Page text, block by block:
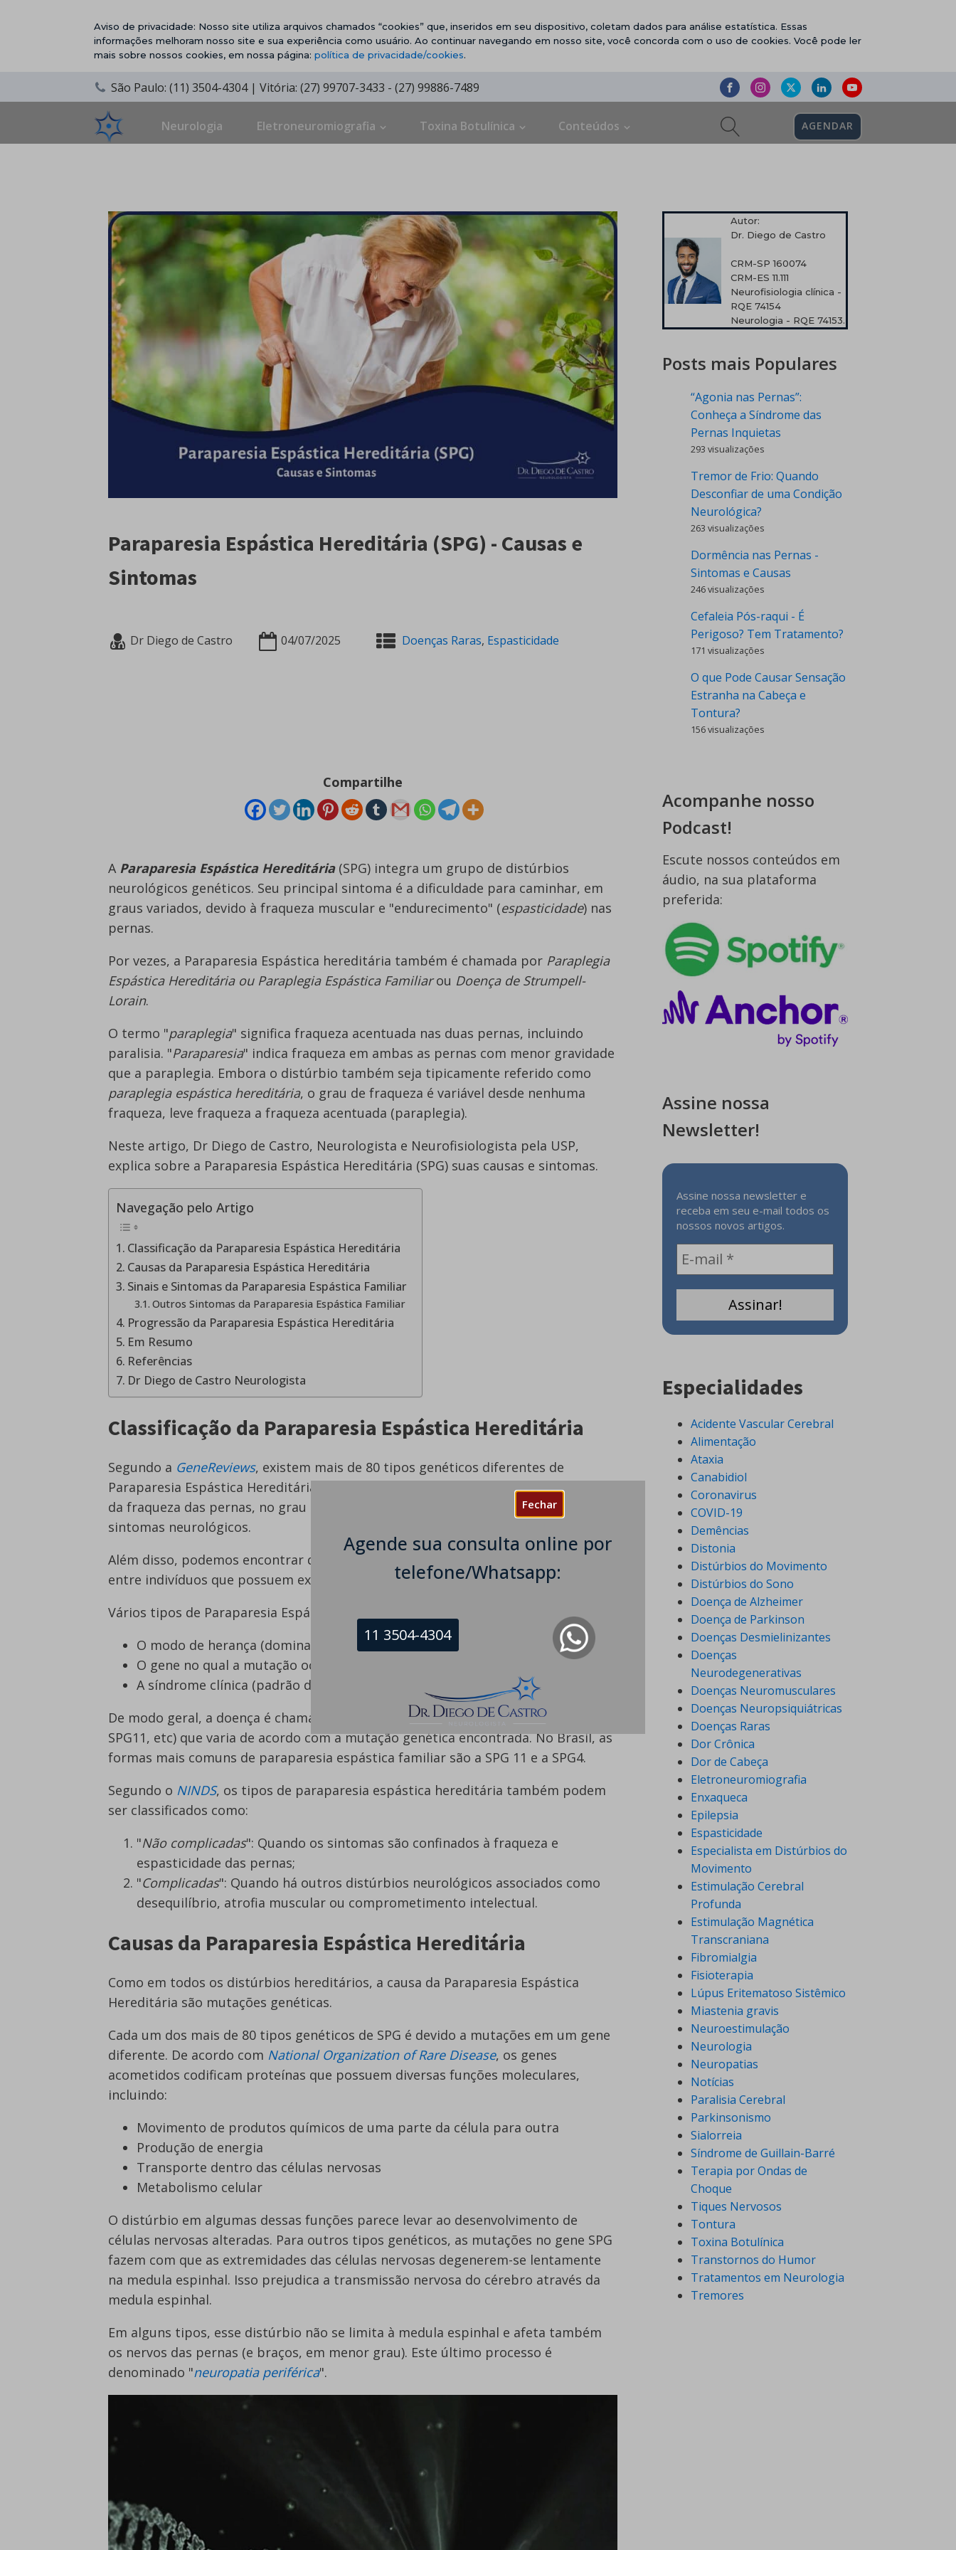
Fechar
Agende sua consulta online por
telefone/Whatsapp:
11 3504-4304
Aviso de privacidade: Nosso site utiliza arquivos chamados “cookies” que, inseridos em seu dispositivo, coletam dados para análise estatística. Essas
informações melhoram nosso site e sua experiência como usuário. Ao continuar navegando em nosso site, você concorda com o uso de cookies. Você pode ler
mais sobre nossos cookies, em nossa página: política de privacidade/cookies.
São Paulo: (11) 3504-4304 | Vitória: (27) 99707-3433 - (27) 99886-7489
Neurologia Eletroneuromiografia Toxina Botulínica Conteúdos AGENDAR
Paraparesia Espástica Hereditária (SPG) - Causas e
Sintomas
Dr Diego de Castro 04/07/2025 Doenças Raras, Espasticidade
Compartilhe
A Paraparesia Espástica Hereditária (SPG) integra um grupo de distúrbios
neurológicos genéticos. Seu principal sintoma é a dificuldade para caminhar, em
graus variados, devido à fraqueza muscular e "endurecimento" (espasticidade) nas
pernas.
Por vezes, a Paraparesia Espástica hereditária também é chamada por Paraplegia
Espástica Hereditária ou Paraplegia Espástica Familiarou Doença de Strumpell-
Lorain.
O termo "paraplegia" significa fraqueza acentuada nas duas pernas, incluindo
paralisia. "Paraparesia" indica fraqueza em ambas as pernas com menor gravidade
que a paraplegia. Embora o distúrbio também seja tipicamente referido como
paraplegia espástica hereditária, o grau de fraqueza é variável desde nenhuma
fraqueza, leve fraqueza a fraqueza acentuada (paraplegia).
Neste artigo, Dr Diego de Castro, Neurologista e Neurofisiologista pela USP,
explica sobre a Paraparesia Espástica Hereditária (SPG) suas causas e sintomas.
Navegação pelo Artigo
Classificação da Paraparesia Espástica Hereditária
Causas da Paraparesia Espástica Hereditária
Sinais e Sintomas da Paraparesia Espástica Familiar
Outros Sintomas da Paraparesia Espástica Familiar
Progressão da Paraparesia Espástica Hereditária
Em Resumo
Referências
Dr Diego de Castro Neurologista
Classificação da Paraparesia Espástica Hereditária
Segundo a GeneReviews, existem mais de 80 tipos genéticos diferentes de
Paraparesia Espástica Hereditária. Assim, há uma grande variedade na gravidade
da fraqueza das pernas, no grau de espasticidade e na ocorrência de outros
sintomas neurológicos.
Além disso, podemos encontrar diferenças na natureza e gravidade dos sintomas
entre indivíduos que possuem exatamente o mesmo tipo de SPG.
Vários tipos de Paraparesia Espástica Familiar são classificados de acordo com:
O modo de herança (dominante, recessiva, ligada ao cromossomo X);
O gene no qual a mutação ocorre;
A síndrome clínica (padrão de sintomas e achados neurológicos).
De modo geral, a doença é chamada pela sigla SPG e um número (SPG4, SPG7,
SPG11, etc) que varia de acordo com a mutação genética encontrada. No Brasil, as
formas mais comuns de paraparesia espástica familiar são a SPG 11 e a SPG4.
Segundo o NINDS, os tipos de paraparesia espástica hereditária também podem
ser classificados como:
"Não complicadas": Quando os sintomas são confinados à fraqueza e
espasticidade das pernas;
"Complicadas": Quando há outros distúrbios neurológicos associados como
desequilíbrio, atrofia muscular ou comprometimento intelectual.
Causas da Paraparesia Espástica Hereditária
Como em todos os distúrbios hereditários, a causa da Paraparesia Espástica
Hereditária são mutações genéticas.
Cada um dos mais de 80 tipos genéticos de SPG é devido a mutações em um gene
diferente. De acordo com National Organization of Rare Disease, os genes
acometidos codificam proteínas que possuem diversas funções moleculares,
incluindo:
Movimento de produtos químicos de uma parte da célula para outra
Produção de energia
Transporte dentro das células nervosas
Metabolismo celular
O distúrbio em algumas dessas funções parece levar ao desenvolvimento de
células nervosas alteradas. Para outros tipos genéticos, as mutações no gene SPG
fazem com que as extremidades das células nervosas degenerem-se lentamente
na medula espinhal. Isso prejudica a transmissão nervosa do cérebro através da
medula espinhal.
Em alguns tipos, esse distúrbio não se limita à medula espinhal e afeta também
os nervos das pernas (e braços, em menor grau). Este último processo é
denominado "neuropatia periférica".
Autor:
Dr. Diego de Castro
CRM-SP 160074
CRM-ES 11.111
Neurofisiologia clínica -
RQE 74154
Neurologia - RQE 74153.
Posts mais Populares
“Agonia nas Pernas”:
Conheça a Síndrome das
Pernas Inquietas
293 visualizações
Tremor de Frio: Quando
Desconfiar de uma Condição
Neurológica?
263 visualizações
Dormência nas Pernas -
Sintomas e Causas
246 visualizações
Cefaleia Pós-raqui - É
Perigoso? Tem Tratamento?
171 visualizações
O que Pode Causar Sensação
Estranha na Cabeça e
Tontura?
156 visualizações
Acompanhe nosso
Podcast!
Escute nossos conteúdos em
áudio, na sua plataforma
preferida:
Assine nossa
Newsletter!
Assine nossa newsletter e
receba em seu e-mail todos os
nossos novos artigos.
Especialidades
Acidente Vascular Cerebral
Alimentação
Ataxia
Canabidiol
Coronavirus
COVID-19
Demências
Distonia
Distúrbios do Movimento
Distúrbios do Sono
Doença de Alzheimer
Doença de Parkinson
Doenças Desmielinizantes
Doenças
Neurodegenerativas
Doenças Neuromusculares
Doenças Neuropsiquiátricas
Doenças Raras
Dor Crônica
Dor de Cabeça
Eletroneuromiografia
Enxaqueca
Epilepsia
Espasticidade
Especialista em Distúrbios do
Movimento
Estimulação Cerebral
Profunda
Estimulação Magnética
Transcraniana
Fibromialgia
Fisioterapia
Lúpus Eritematoso Sistêmico
Miastenia gravis
Neuroestimulação
Neurologia
Neuropatias
Notícias
Paralisia Cerebral
Parkinsonismo
Sialorreia
Síndrome de Guillain-Barré
Terapia por Ondas de
Choque
Tiques Nervosos
Tontura
Toxina Botulínica
Transtornos do Humor
Tratamentos em Neurologia
Tremores